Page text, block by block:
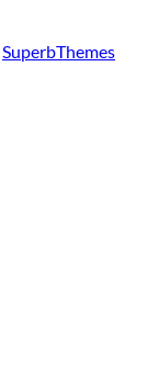
SuperbThemes